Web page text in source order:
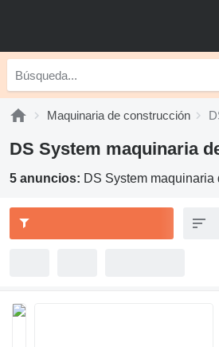
Maquinaria de construcción
DS System maquinaria
5 anuncios: DS System maquinaria